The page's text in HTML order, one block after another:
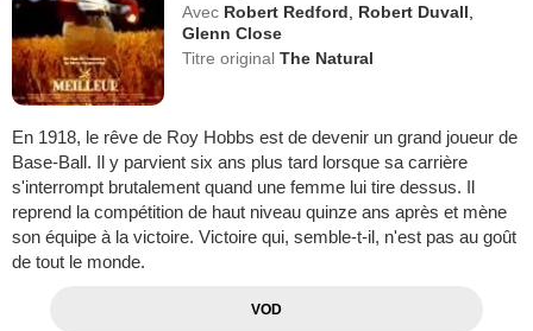
Avec Robert Redford Robert Duvall
Glenn Close
Titre originalThe Natural
En 1918, le rêve de Roy Hobbs est de devenir un grand joueur de
Base-Ball. Il y parvient six ans plus tard lorsque sa carrière
s'interrompt brutalement quand une femme lui tire dessus. Il
reprend la compétition de haut niveau quinze ans après et mène
son équipe à la victoire. Victoire qui, semble-t-il, n'est pas au goût
de tout le monde.
VOD